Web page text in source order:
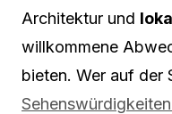
Architektur und
willkommene
bieten. Wer auf der